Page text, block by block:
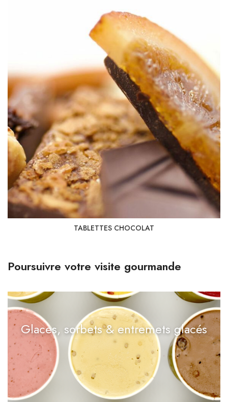
TABLETTES CHOCOLAT
Poursuivre votre visite gourmande
Glaces, sorbets & entremets glacés